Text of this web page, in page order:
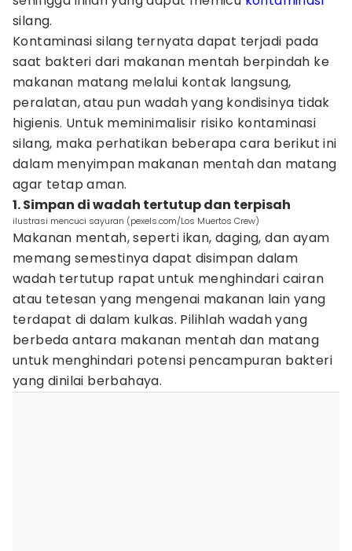
silang.
Kontaminasi silang ternyata dapat terjadi pada
saat bakteri dari makanan mentah berpindah ke
makanan matang melalui kontak langsung,
peralatan, atau pun wadah yang kondisinya tidak
higienis. Untuk meminimalisir risiko kontaminasi
silang, maka perhatikan beberapa cara berikut ini
dalam menyimpan makanan mentah dan matang
agar tetap aman.
1. Simpan di wadah tertutup dan terpisah
ilustrasi mencuci sayuran (pexels.com/Los Muertos Crew)
Makanan mentah, seperti ikan, daging, dan ayam
memang semestinya dapat disimpan dalam
wadah tertutup rapat untuk menghindari cairan
atau tetesan yang mengenai makanan lain yang
terdapat di dalam kulkas. Pilihlah wadah yang
berbeda antara makanan mentah dan matang
untuk menghindari potensi pencampuran bakteri
yang dinilai berbahaya.